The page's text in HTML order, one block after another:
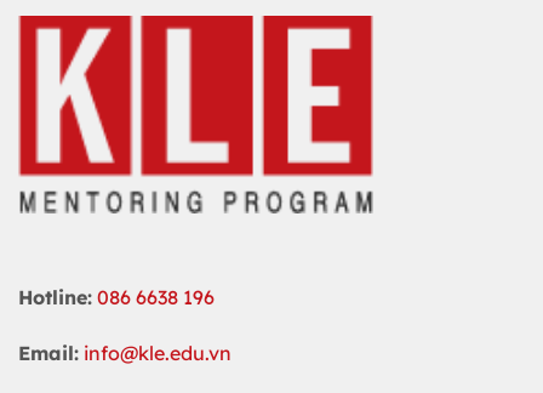
Hotline: 086 6638 196
Email: info@kle.edu.vn